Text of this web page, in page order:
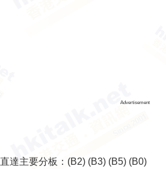
Advertisement
直達主要分板： (B2) (B3) (B5) (B0)